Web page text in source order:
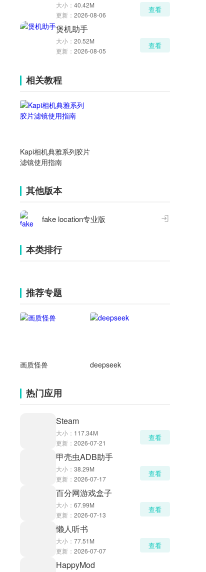
大小： 40.42M
更新： 2026-08-06
查看
煲机助手
大小： 20.52M
更新： 2026-08-05
查看
相关教程
Kapi相机典雅系列胶片
滤镜使用指南
其他版本
fake location专业版
本类排行
推荐专题
画质怪兽 deepseek
热门应用
Steam
大小： 117.34M
更新： 2026-07-21
查看
甲壳虫ADB助手
大小： 38.29M
更新： 2026-07-17
查看
百分网游戏盒子
大小： 67.99M
更新： 2026-07-13
查看
懒人听书
大小： 77.51M
更新： 2026-07-07
查看
HappyMod